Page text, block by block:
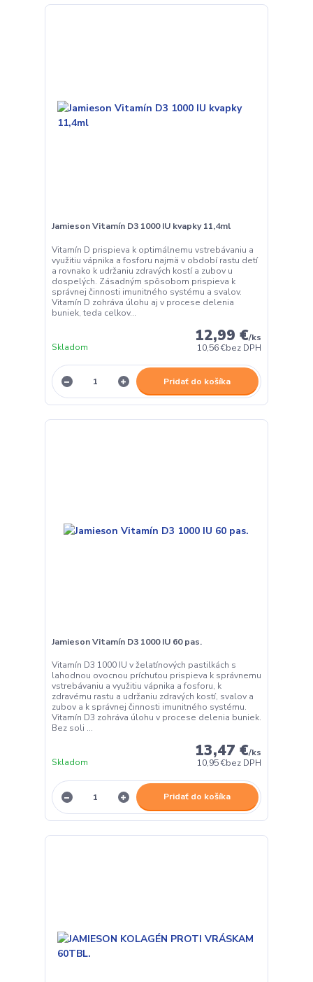
Jamieson Vitamín D3 1000 IU kvapky 11,4ml
Vitamín D prispieva k optimálnemu vstrebávaniu a
využitiu vápnika a fosforu najmä v období rastu detí
a rovnako k udržaniu zdravých kostí a zubov u
dospelých. Zásadným spôsobom prispieva k
správnej činnosti imunitného systému a svalov.
Vitamín D zohráva úlohu aj v procese delenia
buniek, teda celkov...
12,99 €/ks
10,56 €bez DPH
Skladom
Pridať do košíka
Jamieson Vitamín D3 1000 IU 60 pas.
Vitamín D3 1000 IU v želatínových pastilkách s
lahodnou ovocnou príchuťou prispieva k správnemu
vstrebávaniu a využitiu vápnika a fosforu, k
zdravému rastu a udržaniu zdravých kostí, svalov a
zubov a k správnej činnosti imunitného systému.
Vitamín D3 zohráva úlohu v procese delenia buniek.
Bez soli ...
13,47 €/ks
10,95 €bez DPH
Skladom
Pridať do košíka